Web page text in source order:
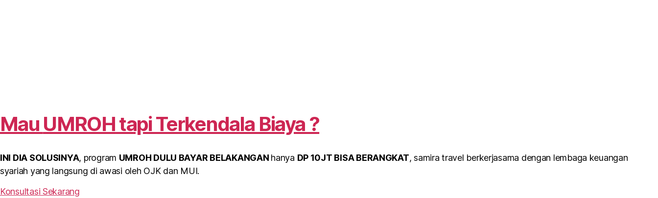
Mau UMROHtapi Terkendala Biaya ?
INI DIA SOLUSINYA, program UMROH DULU BAYAR BELAKANGAN hanya DP 10JT BISA BERANGKAT, samira travel berkerjasama dengan lembaga keuangan
syariah yang langsung di awasi oleh OJK dan MUI.
Konsultasi Sekarang